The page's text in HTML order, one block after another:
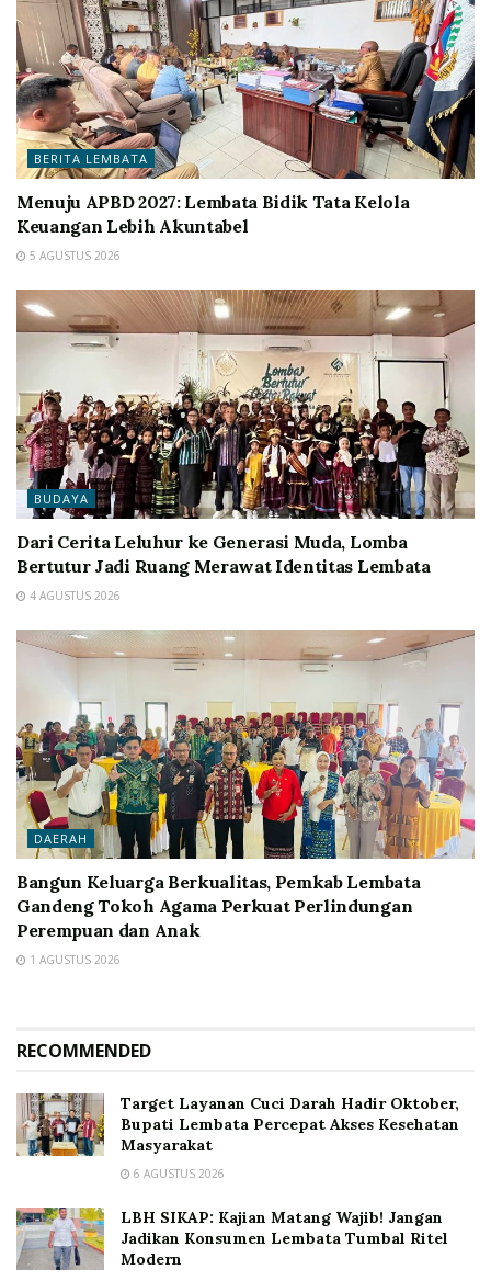
BERITA LEMBATA
Menuju APBD 2027: Lembata Bidik Tata Kelola
Keuangan Lebih Akuntabel
5 AGUSTUS 2026
BUDAYA
Dari Cerita Leluhur ke Generasi Muda, Lomba
Bertutur Jadi Ruang Merawat Identitas Lembata
4 AGUSTUS 2026
DAERAH
Bangun Keluarga Berkualitas, Pemkab Lembata
Gandeng Tokoh Agama Perkuat Perlindungan
Perempuan dan Anak
1 AGUSTUS 2026
RECOMMENDED
Target Layanan Cuci Darah Hadir Oktober,
Bupati Lembata Percepat Akses Kesehatan
Masyarakat
6 AGUSTUS 2026
LBH SIKAP: Kajian Matang Wajib! Jangan
Jadikan Konsumen Lembata Tumbal Ritel
Modern